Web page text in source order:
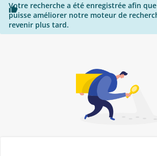

Votre recherche a été enregistrée afin
puisse améliorer notre moteur de
revenir plus tard.